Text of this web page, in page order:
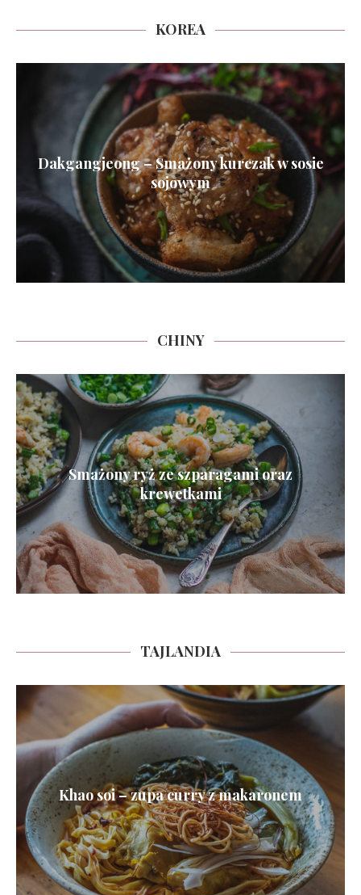
KOREA
Dakgangjeong – Smażony kurczak w sosie
sojowym
CHINY
Smażony ryż ze szparagami oraz
krewetkami
TAJLANDIA
Khao soi – zupa curry z makaronem